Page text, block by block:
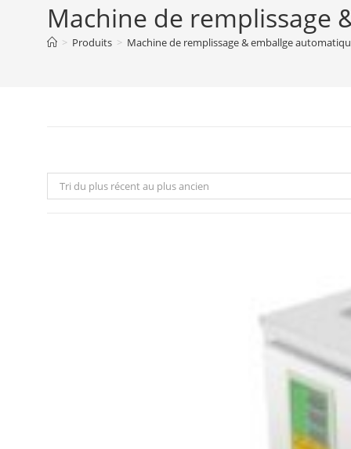
Machine de remplissage
> Produits > Machine de remplissage & emballge
Tri du plus récent au plus ancien